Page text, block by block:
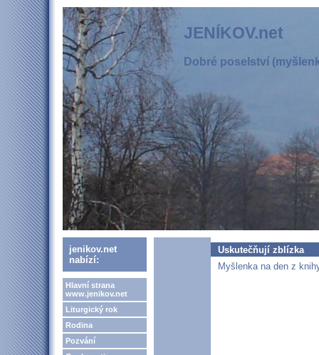
JENÍKOV.net
Dobré poselství
jenikov.net
nabízí:
Hlavní strana
www.jenikov.net
Liturgický rok
Rodina
Pozvání
Uskutečňují zblízka
Myšlenka na den z